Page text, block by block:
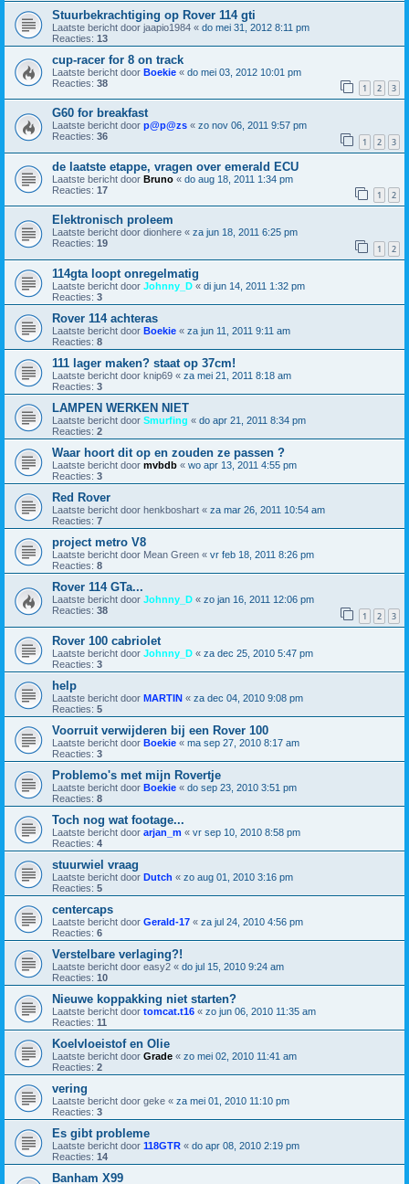
Stuurbekrachtiging op Rover 114 gti
Laatste bericht door jaapio1984 « do mei 31, 2012 8:11 pm
Reacties: 13
cup-racer for 8 on track
Laatste bericht door Boekie « do mei 03, 2012 10:01 pm
Reacties: 38 1 2 3
G60 for breakfast
Laatste bericht door p@p@zs « zo nov 06, 2011 9:57 pm
Reacties: 36 1 2 3
de laatste etappe, vragen over emerald ECU
Laatste bericht door Bruno « do aug 18, 2011 1:34 pm
Reacties: 17 1 2
Elektronisch proleem
Laatste bericht door dionhere « za jun 18, 2011 6:25 pm
Reacties: 19 1 2
114gta loopt onregelmatig
Laatste bericht door Johnny_D « di jun 14, 2011 1:32 pm
Reacties: 3
Rover 114 achteras
Laatste bericht door Boekie « za jun 11, 2011 9:11 am
Reacties: 8
111 lager maken? staat op 37cm!
Laatste bericht door knip69 « za mei 21, 2011 8:18 am
Reacties: 3
LAMPEN WERKEN NIET
Laatste bericht door Smurfing « do apr 21, 2011 8:34 pm
Reacties: 2
Waar hoort dit op en zouden ze passen ?
Laatste bericht door mvbdb « wo apr 13, 2011 4:55 pm
Reacties: 3
Red Rover
Laatste bericht door henkboshart « za mar 26, 2011 10:54 am
Reacties: 7
project metro V8
Laatste bericht door Mean Green « vr feb 18, 2011 8:26 pm
Reacties: 8
Rover 114 GTa...
Laatste bericht door Johnny_D « zo jan 16, 2011 12:06 pm
Reacties: 38 1 2 3
Rover 100 cabriolet
Laatste bericht door Johnny_D « za dec 25, 2010 5:47 pm
Reacties: 3
help
Laatste bericht door MARTIN « za dec 04, 2010 9:08 pm
Reacties: 5
Voorruit verwijderen bij een Rover 100
Laatste bericht door Boekie « ma sep 27, 2010 8:17 am
Reacties: 3
Problemo's met mijn Rovertje
Laatste bericht door Boekie « do sep 23, 2010 3:51 pm
Reacties: 8
Toch nog wat footage...
Laatste bericht door arjan_m « vr sep 10, 2010 8:58 pm
Reacties: 4
stuurwiel vraag
Laatste bericht door Dutch « zo aug 01, 2010 3:16 pm
Reacties: 5
centercaps
Laatste bericht door Gerald-17 « za jul 24, 2010 4:56 pm
Reacties: 6
Verstelbare verlaging?!
Laatste bericht door easy2 « do jul 15, 2010 9:24 am
Reacties: 10
Nieuwe koppakking niet starten?
Laatste bericht door tomcat.t16 « zo jun 06, 2010 11:35 am
Reacties: 11
Koelvloeistof en Olie
Laatste bericht door Grade « zo mei 02, 2010 11:41 am
Reacties: 2
vering
Laatste bericht door geke « za mei 01, 2010 11:10 pm
Reacties: 3
Es gibt probleme
Laatste bericht door 118GTR « do apr 08, 2010 2:19 pm
Reacties: 14
Banham X99